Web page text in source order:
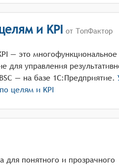
и KPI от ТопФактор
— это многофункциональное
для управления
— на базе 1С:Предприятие.
целям и KPI
понятного и прозрачного